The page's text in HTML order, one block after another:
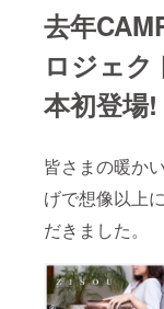
去年
ロジェク
本初登場!
皆さまの暖か
げで想像以上
だきました。